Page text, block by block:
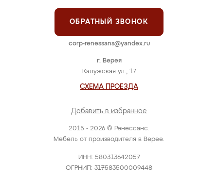
2015 - 2026 © Ренессанс.
Мебель от производителя в Верее.
ИНН: 580313642057
ОГРНИП: 317583500009448
г. Верея
Калужская ул., 17
СХЕМА ПРОЕЗДА
Добавить в избранное
ОБРАТНЫЙ ЗВОНОК
corp-renessans@yandex.ru